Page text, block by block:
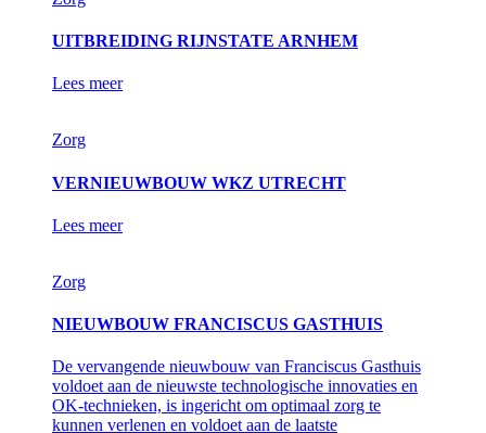
UITBREIDING RIJNSTATE ARNHEM
Lees meer
Zorg
VERNIEUWBOUW WKZ UTRECHT
Lees meer
Zorg
NIEUWBOUW FRANCISCUS GASTHUIS
De vervangende nieuwbouw van Franciscus Gasthuis
voldoet aan de nieuwste technologische innovaties en
OK-technieken, is ingericht om optimaal zorg te
kunnen verlenen en voldoet aan de laatste